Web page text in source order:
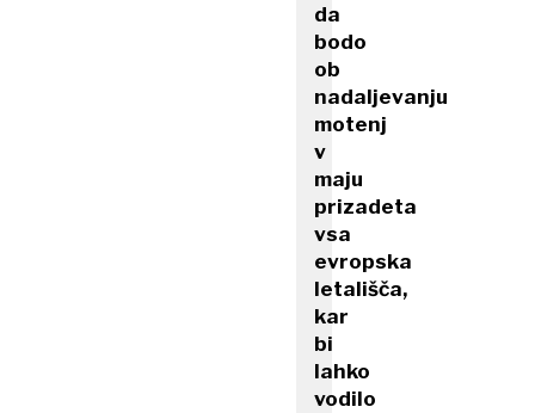
da
bodo
ob
nadaljevanju
motenj
v
maju
prizadeta
vsa
evropska
letališča,
kar
bi
lahko
vodilo